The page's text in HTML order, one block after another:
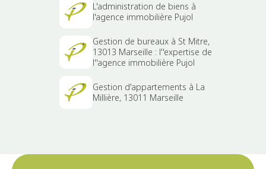
L'administration de biens à
l'agence immobilière Pujol
Gestion de bureaux à St Mitre,
13013 Marseille : l''expertise de
l''agence immobilière Pujol
Gestion d'appartements à La
Millière, 13011 Marseille